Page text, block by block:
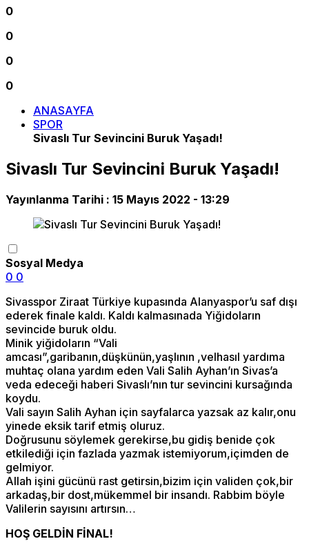
0
0
0
0
ANASAYFA
SPOR
Sivaslı Tur Sevincini Buruk Yaşadı!
Sivaslı Tur Sevincini Buruk Yaşadı!
Yayınlanma Tarihi : 15 Mayıs 2022 - 13:29
Sosyal Medya
0 0
Sivasspor Ziraat Türkiye kupasında Alanyaspor’u saf dışı
ederek finale kaldı. Kaldı kalmasınada Yiğidoların
sevincide buruk oldu.
Minik yiğidoların “Vali
amcası”,garibanın,düşkünün,yaşlının ,velhasıl yardıma
muhtaç olana yardım eden Vali Salih Ayhan’ın Sivas’a
veda edeceği haberi Sivaslı’nın tur sevincini kursağında
koydu.
Vali sayın Salih Ayhan için sayfalarca yazsak az kalır,onu
yinede eksik tarif etmiş oluruz.
Doğrusunu söylemek gerekirse,bu gidiş benide çok
etkilediği için fazlada yazmak istemiyorum,içimden de
gelmiyor.
Allah işini gücünü rast getirsin,bizim için validen çok,bir
arkadaş,bir dost,mükemmel bir insandı. Rabbim böyle
Valilerin sayısını artırsın…
HOŞ GELDİN FİNAL!